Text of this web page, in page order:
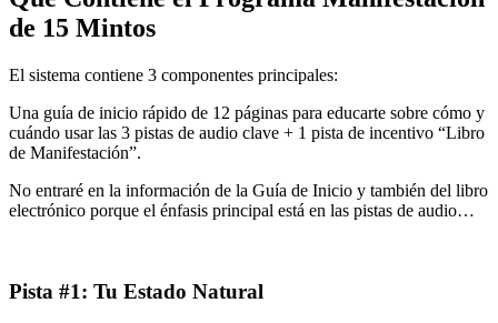
de 15 Mintos
El sistema contiene 3 componentes principales:
Una guía de inicio rápido de 12 páginas para educarte sobre cómo y
cuándo usar las 3 pistas de audio clave + 1 pista de incentivo “Libro
de Manifestación”.
No entraré en la información de la Guía de Inicio y también del libro
electrónico porque el énfasis principal está en las pistas de audio…
Pista #1: Tu Estado Natural